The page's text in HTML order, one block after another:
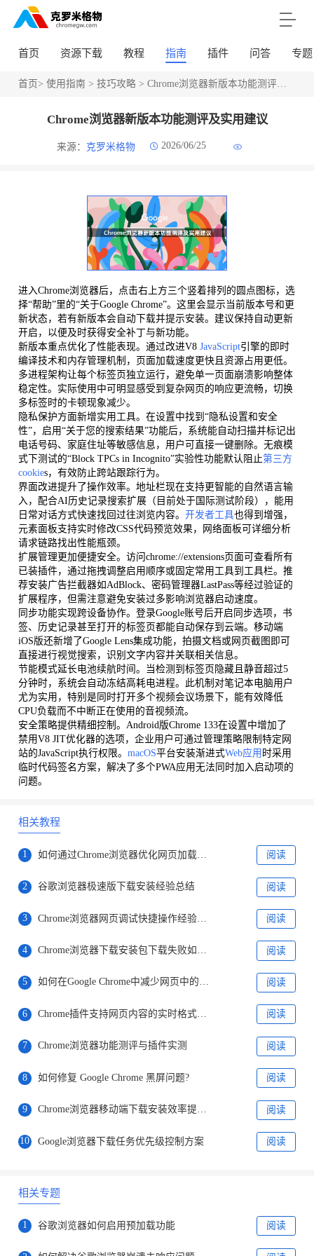
首页 资源下载 教程 指南 插件 问答 专题
首页> 使用指南 > 技巧攻略> Chrome浏览器新版本功能测评及实用建议
Chrome浏览器新版本功能测评及实用建议
来源： 克罗米格物 2026/06/25
进入Chrome浏览器后，点击右上方三个竖着排列的圆点图标，选
择“帮助”里的“关于Google Chrome”。这里会显示当前版本号和更
新状态，若有新版本会自动下载并提示安装。建议保持自动更新
开启，以便及时获得安全补丁与新功能。
新版本重点优化了性能表现。通过改进V8 JavaScript引擎的即时
编译技术和内存管理机制，页面加载速度更快且资源占用更低。
多进程架构让每个标签页独立运行，避免单一页面崩溃影响整体
稳定性。实际使用中可明显感受到复杂网页的响应更流畅，切换
多标签时的卡顿现象减少。
隐私保护方面新增实用工具。在设置中找到“隐私设置和安全
性”，启用“关于您的搜索结果”功能后，系统能自动扫描并标记出
电话号码、家庭住址等敏感信息，用户可直接一键删除。无痕模
式下测试的“Block TPCs in Incognito”实验性功能默认阻止第三方
cookies，有效防止跨站跟踪行为。
界面改进提升了操作效率。地址栏现在支持更智能的自然语言输
入，配合AI历史记录搜索扩展（目前处于国际测试阶段），能用
日常对话方式快速找回过往浏览内容。 开发者工具也得到增强，
元素面板支持实时修改CSS代码预览效果，网络面板可详细分析
请求链路找出性能瓶颈。
扩展管理更加便捷安全。访问chrome://extensions页面可查看所有
已装插件，通过拖拽调整启用顺序或固定常用工具到工具栏。推
荐安装广告拦截器如AdBlock、密码管理器LastPass等经过验证的
扩展程序，但需注意避免安装过多影响浏览器启动速度。
同步功能实现跨设备协作。登录Google账号后开启同步选项，书
签、历史记录甚至打开的标签页都能自动保存到云端。移动端
iOS版还新增了Google Lens集成功能，拍摄文档或网页截图即可
直接进行视觉搜索，识别文字内容并关联相关信息。
节能模式延长电池续航时间。当检测到标签页隐藏且静音超过5
分钟时，系统会自动冻结高耗电进程。此机制对笔记本电脑用户
尤为实用，特别是同时打开多个视频会议场景下，能有效降低
CPU负载而不中断正在使用的音视频流。
安全策略提供精细控制。Android版Chrome 133在设置中增加了
禁用V8 JIT优化器的选项，企业用户可通过管理策略限制特定网
站的JavaScript执行权限。 macOS平台安装渐进式Web应用 时采用
临时代码签名方案，解决了多个PWA应用无法同时加入启动项的
问题。
相关教程
1 如何通过Chrome浏览器优化网页加载的优先级顺序 阅读
2 谷歌浏览器极速版下载安装经验总结 阅读
3 Chrome浏览器网页调试快捷操作经验分享 阅读
4 阅读
5 如何在Google Chrome中减少网页中的空白时间 阅读
6 Chrome插件支持网页内容的实时格式调整与美化 阅读
7 Chrome浏览器功能测评与插件实测 阅读
8 如何修复 Google Chrome 黑屏问题? 阅读
9 Chrome浏览器移动端下载安装效率提升方案 阅读
10 Google浏览器下载任务优先级控制方案 阅读
相关专题
1 谷歌浏览器如何启用预加载功能 阅读